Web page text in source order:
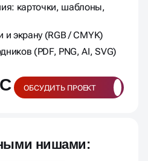
карточки, шаблоны,
и экрану (RGB / CMYK)
(PDF, PNG, AI, SVG)
ОБСУДИТЬ ПРОЕКТ
нишами: